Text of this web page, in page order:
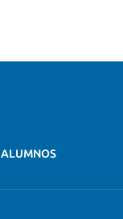
ALUMNOS